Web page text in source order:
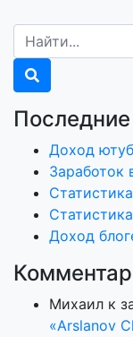
Доход
Заработок
Доход
Михаил к
«Arslanov